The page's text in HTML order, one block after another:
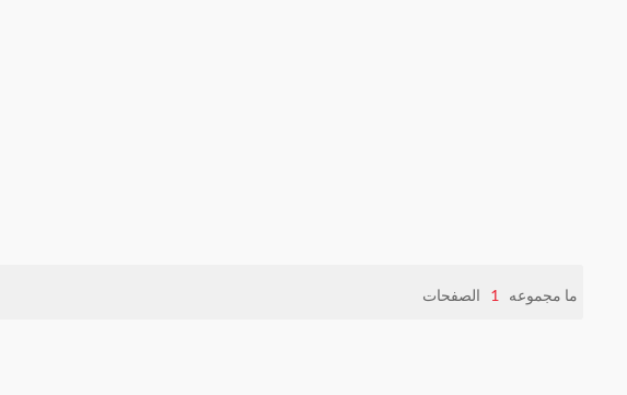
ما مجموعه 1 الصفحات